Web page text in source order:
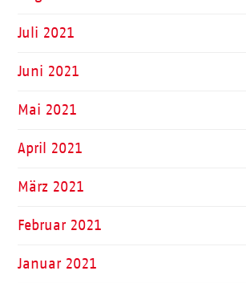
Juli 2021
Juni 2021
Mai 2021
April 2021
März 2021
Februar 2021
Januar 2021